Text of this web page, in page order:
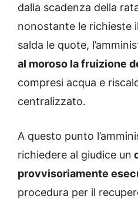
dalla scadenza della
nonostante le richieste
salda le quote,
al moroso la fruizione
compresi acqua e
centralizzato.
A questo punto
richiedere al giudice un
provvisoriamente
procedura per il